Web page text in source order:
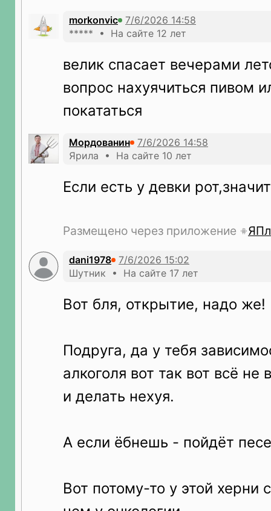
morkonvic
***** • На сайте 12 лет
велик спасает вечерами
вопрос нахуячиться пивом
покататься
Мордованин
Ярила • На сайте 10 лет
Если есть у девки
Размещено через приложение
dani1978
Шутник • На сайте 17 лет
Вот бля, открытие, надо же!
Подруга, да у тебя
алкоголя вот так вот всё не
и делать нехуя.
А если ёбнешь - пойдёт
Вот потому-то у этой херни